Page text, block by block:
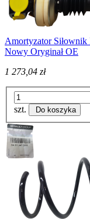
Amortyzator
Nowy Oryginał OE
1 273,04 zł
szt. Do koszyka